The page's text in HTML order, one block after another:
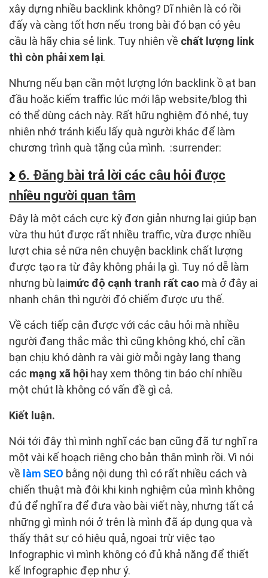
xây dựng nhiều backlink không? Dĩ nhiên là có rồi
đấy và càng tốt hơn nếu trong bài đó bạn có yêu
cầu là hãy chia sẻ link. Tuy nhiên về chất lượng link
thì còn phải xem lại.
Nhưng nếu bạn cần một lượng lớn backlink ồ ạt ban
đầu hoặc kiếm traffic lúc mới lập website/blog thì
có thể dùng cách này. Rất hữu nghiệm đó nhé, tuy
nhiên nhớ tránh kiểu lấy quà người khác để làm
chương trình quà tặng của mình. :surrender:
6. Đăng bài trả lời các câu hỏi được
nhiều người quan tâm
Đây là một cách cực kỳ đơn giản nhưng lại giúp bạn
vừa thu hút được rất nhiều traffic, vừa được nhiều
lượt chia sẻ nữa nên chuyện backlink chất lượng
được tạo ra từ đây không phải lạ gì. Tuy nó dễ làm
nhưng bù lạimức độ cạnh tranh rất cao mà ở đây ai
nhanh chân thì người đó chiếm được ưu thế.
Về cách tiếp cận được với các câu hỏi mà nhiều
người đang thắc mắc thì cũng không khó, chỉ cần
bạn chịu khó dành ra vài giờ mỗi ngày lang thang
các mạng xã hội hay xem thông tin báo chí nhiều
một chút là không có vấn đề gì cả.
Kiết luận.
Nói tới đây thì mình nghĩ các bạn cũng đã tự nghĩ ra
một vài kế hoạch riêng cho bản thân mình rồi. Vì nói
về làm SEO bằng nội dung thì có rất nhiều cách và
chiến thuật mà đôi khi kinh nghiệm của mình không
đủ để nghĩ ra để đưa vào bài viết này, nhưng tất cả
những gì mình nói ở trên là mình đã áp dụng qua và
thấy thật sự có hiệu quả, ngoại trừ việc tạo
Infographic vì mình không có đủ khả năng để thiết
kế Infographic đẹp như ý.